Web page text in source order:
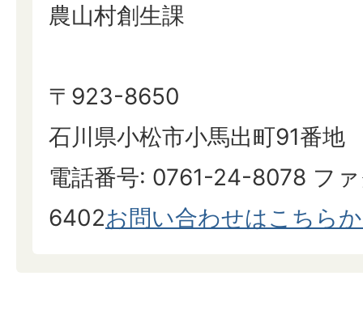
農山村創生課
〒923-8650
石川県小松市小馬出町91番地
電話番号: 0761-24-8078 フ
6402お問い合わせはこちら